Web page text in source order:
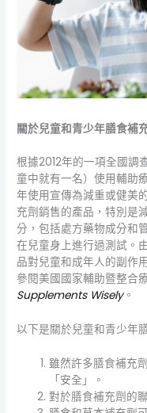
關於兒童和青少年膳食補
根據2012年的一項全國調
童中就有一名）使用輔助
年使用宣傳為減重或健美
充劑銷售的產品，特別是
分，包括處方藥物成分和
在兒童身上進行過測試。
品對兒童和成年人的副作
參閱美國國家輔助暨整合
Supplements Wisely。
以下是關於兒童和青少年
雖然許多膳食補充
「安全」。
對於膳食補充劑的